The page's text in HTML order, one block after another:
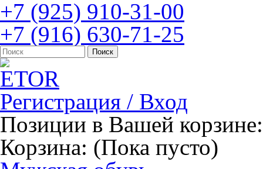
+7 (925) 910-31-00
+7 (916) 630-71-25
Регистрация / Вход
Позиции в Вашей корзине:
Корзина: (Пока пусто)